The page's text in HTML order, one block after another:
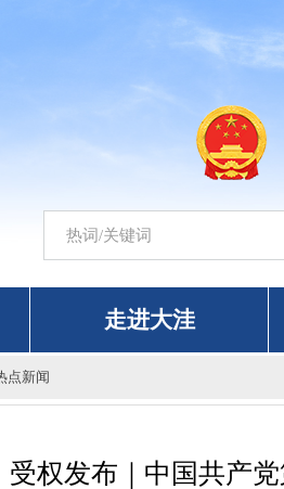
走进大洼
点新闻
受权发布｜中国共产